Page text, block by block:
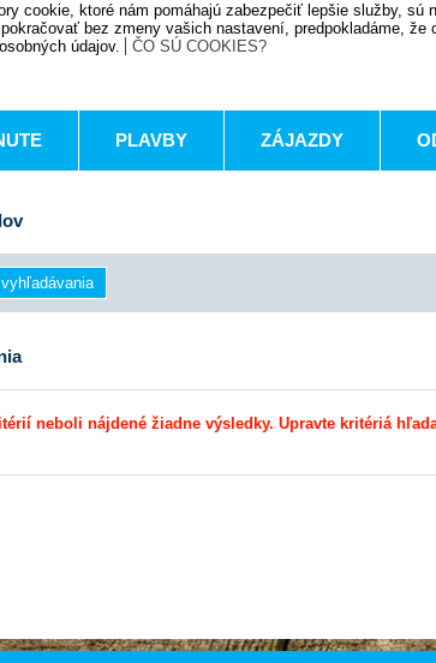
cookie, ktoré nám pomáhajú zabezpečiť lepšie služby,
bez zmeny vašich nastavení, predpokladáme,
údajov.
ČO SÚ COOKIES?
PLAVBY ZÁJAZDY
neboli nájdené žiadne výsledky. Upravte kritériá